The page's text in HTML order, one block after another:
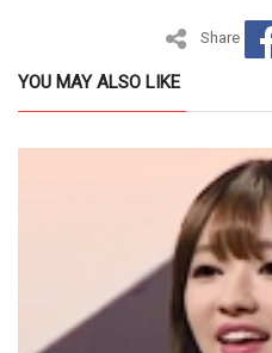
Share
YOU MAY ALSO LIKE